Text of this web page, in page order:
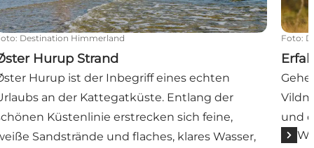
: Destination Himmerland
Hurup Strand
Hurup ist der Inbegriff eines echten
an der Kattegatküste. Entlang der
Küstenlinie erstrecken sich feine,
Sandstrände und flaches, klares Wasser,
Foto:
und